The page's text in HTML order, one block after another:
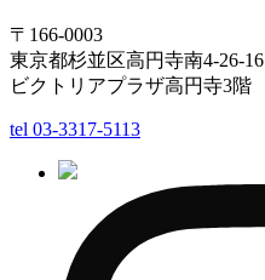
〒166-0003
東京都杉並区高円寺南4-26-16
ビクトリアプラザ高円寺3階
tel 03-3317-5113